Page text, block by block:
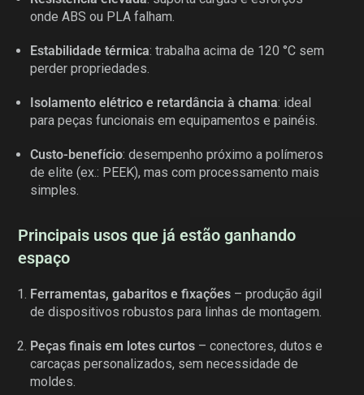
onde ABS ou PLA falham.
Estabilidade térmica: trabalha acima de 120 °C sem
perder propriedades.
Isolamento elétrico e retardância à chama: ideal
para peças funcionais em equipamentos e painéis.
Custo-benefício: desempenho próximo a polímeros
de elite (ex.: PEEK), mas com processamento mais
simples.
Principais usos que já estão ganhando
espaço
Ferramentas, gabaritos e fixações – produção ágil
de dispositivos robustos para linhas de montagem.
Peças finais em lotes curtos – conectores, dutos e
carcaças personalizados, sem necessidade de
moldes.